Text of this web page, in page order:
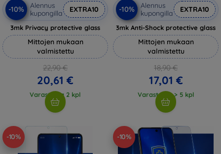
-10%
Alennus
kupongilla
EXTRA10
3mk Privacy protective glass
Mittojen mukaan
valmistettu
22,90 €
20,61 €
Varastossa 2 kpl
-10%
Alennus
kupongilla
EXTRA10
3mk Anti-Shock protective glass
Mittojen mukaan
valmistettu
18,90 €
17,01 €
Varastossa > 5 kpl
-10% -10%